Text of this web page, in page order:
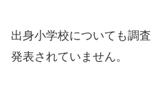
出身小学校についても調
発表されていません。